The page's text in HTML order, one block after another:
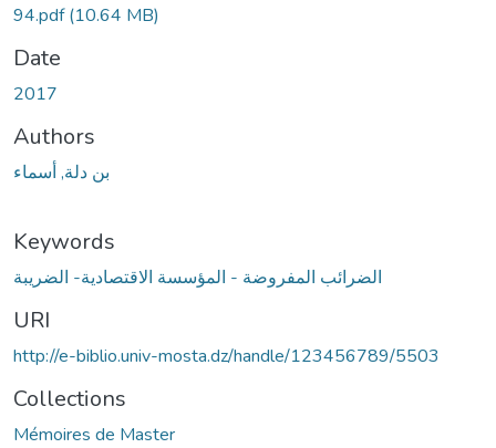
94.pdf(10.64 MB)
Date
2017
Authors
بن دلة, أسماء
Keywords
الضرائب المفروضة - المؤسسة الاقتصادية- الضريبة
URI
http://e-biblio.univ-mosta.dz/handle/123456789/5503
Collections
Mémoires de Master